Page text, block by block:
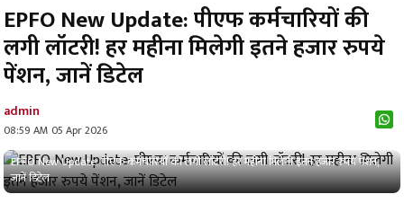
EPFO New Update: पीएफ कर्मचारियों की
लगी लॉटरी! हर महीना मिलेगी इतने हजार रुपये
पेंशन, जानें डिटेल
admin
08:59 AM 05 Apr 2026
EPFO New Update: पीएफ कर्मचारियों की लगी लॉटरी! हर महीना मिलेगी इतने हजार रुपये पेंशन,
जानें डिटेल